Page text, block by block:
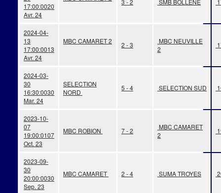
17:00:0020
Avr. 24
3 - 2 SMB BOLLENE
2024-04-
13
17:00:0013
Avr. 24
MBC CAMARET 2 2 - 3
MBC NEUVILLE
2
2024-03-
30
16:30:0030
Mar. 24
SELECTION
NORD
5 - 4 SELECTION SUD
2023-10-
07
19:00:0107
Oct. 23
MBC ROBION 7 - 2
MBC CAMARET
2
2023-09-
30
20:00:0030
Sep. 23
MBC CAMARET 2 - 4 SUMA TROYES